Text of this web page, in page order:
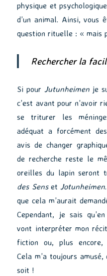
physique et
d’un animal. Ainsi, vous
question rituelle : « mais
Rechercher la
Si pourJutunheimen je
c’est avant pour n’avoir
se triturer les
adéquat a forcément
avis de changer
de recherche reste le
oreilles du lapin seront
des Senset Jotunheimen
que cela m’aurait
Cependant, je sais
vont interpréter mon
fiction ou, plus encore,
Cela m’a toujours
soit !